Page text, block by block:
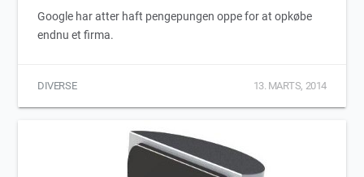
Google har atter haft pengepungen oppe for at opkøbe
endnu et firma.
DIVERSE 13. MARTS, 2014